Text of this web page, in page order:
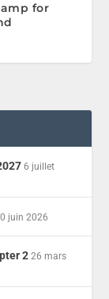
for
6 juillet
juin 2026
2 26 mars